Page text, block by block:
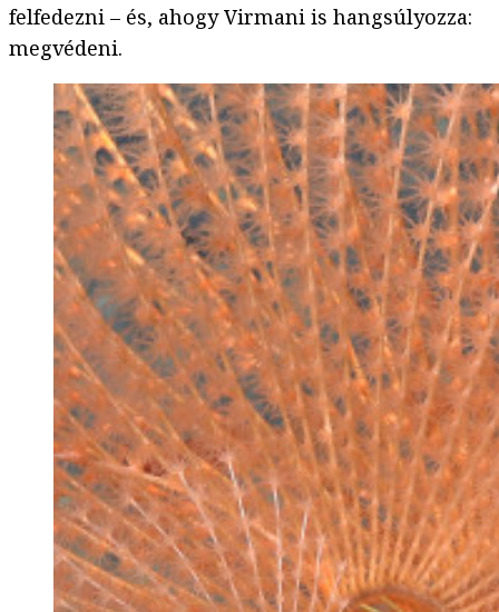
felfedezni – és, ahogy Virmani is hangsúlyozza:
megvédeni.